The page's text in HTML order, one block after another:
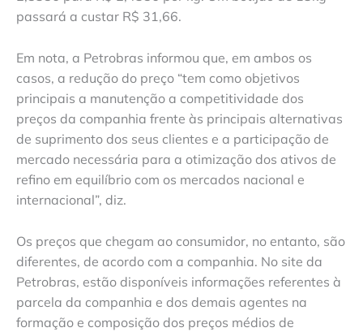
passará a custar R$ 31,66.
Em nota, a Petrobras informou que, em ambos os
casos, a redução do preço “tem como objetivos
principais a manutenção a competitividade dos
preços da companhia frente às principais alternativas
de suprimento dos seus clientes e a participação de
mercado necessária para a otimização dos ativos de
refino em equilíbrio com os mercados nacional e
internacional”, diz.
Os preços que chegam ao consumidor, no entanto, são
diferentes, de acordo com a companhia. No site da
Petrobras, estão disponíveis informações referentes à
parcela da companhia e dos demais agentes na
formação e composição dos preços médios de